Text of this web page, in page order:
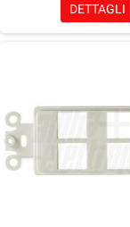
DETTAGLI